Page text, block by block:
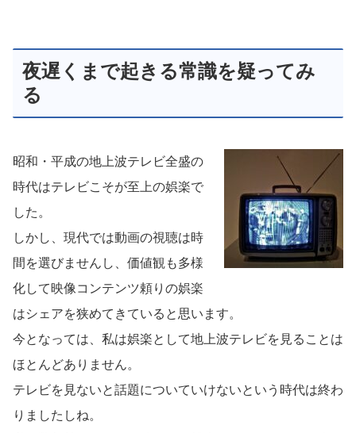
夜遅くまで起きる常識を疑ってみ
る
昭和・平成の地上波テレビ全盛の
時代はテレビこそが至上の娯楽で
した。
しかし、現代では動画の視聴は時
間を選びませんし、価値観も多様
化して映像コンテンツ頼りの娯楽
はシェアを狭めてきていると思います。
今となっては、私は娯楽として地上波テレビを見ることは
ほとんどありません。
テレビを見ないと話題についていけないという時代は終わ
りましたしね。